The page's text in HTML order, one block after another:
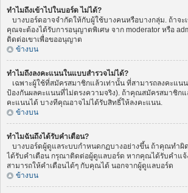
ทำไมถึงเข้าไปในบอร์ด ไม่ได้?
บางบอร์ดอาจจำกัดให้กับผู้ใช้บางคนหรือบางกลุ่ม. ถ้าจะ
คุณจะต้องได้รับการอนุญาตพิเศษ จาก moderator หรือ
ติดต่อเขาเพื่อขออนุญาต
ข้างบน
ทำไมถึงลงคะแนนในแบบสำรวจไม่ได้?
เฉพาะผู้ใช้ที่สมัครสมาชิกแล้วเท่านั้น ที่สามารถลงคะแน
ป้องกันผลคะแนนที่ไม่ตรงความจริง). ถ้าคุณสมัครสมาชิกแ
คะแนนได้ บางทีคุณอาจไม่ได้รับสิทธิ์ให้ลงคะแนน.
ข้างบน
ทำไมฉันถึงได้รับคำเตือน?
บางบอร์ดผู้ดูแลระบบกำหนดกฏบางอย่างขึ้น ถ้าคุณทำผิ
ได้รับคำเตือน กรุณาติดต่อผู้ดูแลบอร์ด หากคุณได้รับคำแจ้
สามารถให้คำเตือนได้ๆ กับคุณได้ นอกจากผู้ดูแลบอร์ด
ข้างบน